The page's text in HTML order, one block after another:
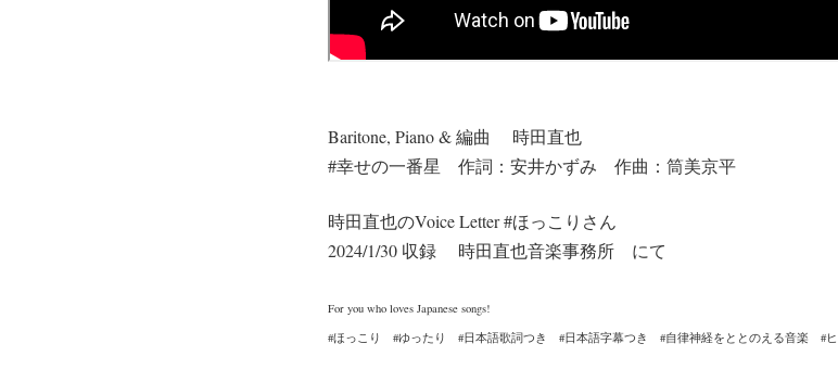
Baritone, Piano & 編曲 時田直也
#幸せの一番星 作詞：安井かずみ 作曲：筒美京平
時田直也のVoice Letter #ほっこりさん
2024/1/30 収録 時田直也音楽事務所 にて
For you who loves Japanese songs!
#ほっこり #ゆったり #日本語歌詞つき #日本語字幕つき #自律神経をととのえる音楽 #